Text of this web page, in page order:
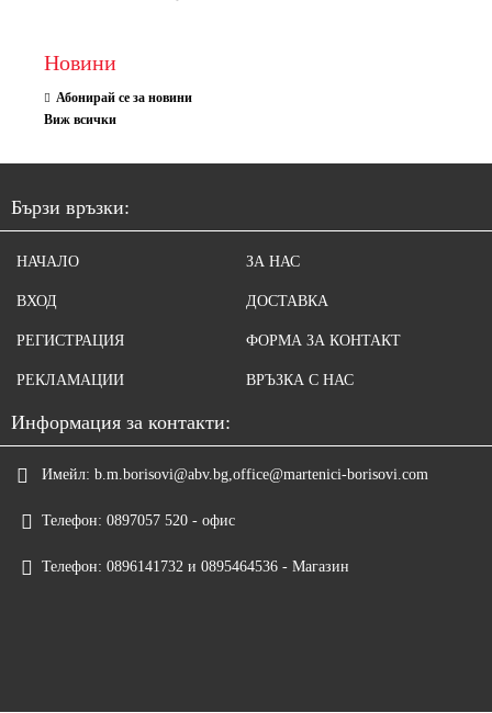
Новини
Абонирай се за новини
Виж всички
Бързи връзки:
НАЧАЛО
ВХОД
РЕГИСТРАЦИЯ
РЕКЛАМАЦИИ
ЗА НАС
ДОСТАВКА
ФОРМА ЗА КОНТАКТ
ВРЪЗКА С НАС
Информация за контакти:
Имейл: b.m.borisovi@abv.bg,office@martenici-borisovi.com
Телефон: 0897057 520 - офис
Телефон: 0896141732 и 0895464536 - Магазин